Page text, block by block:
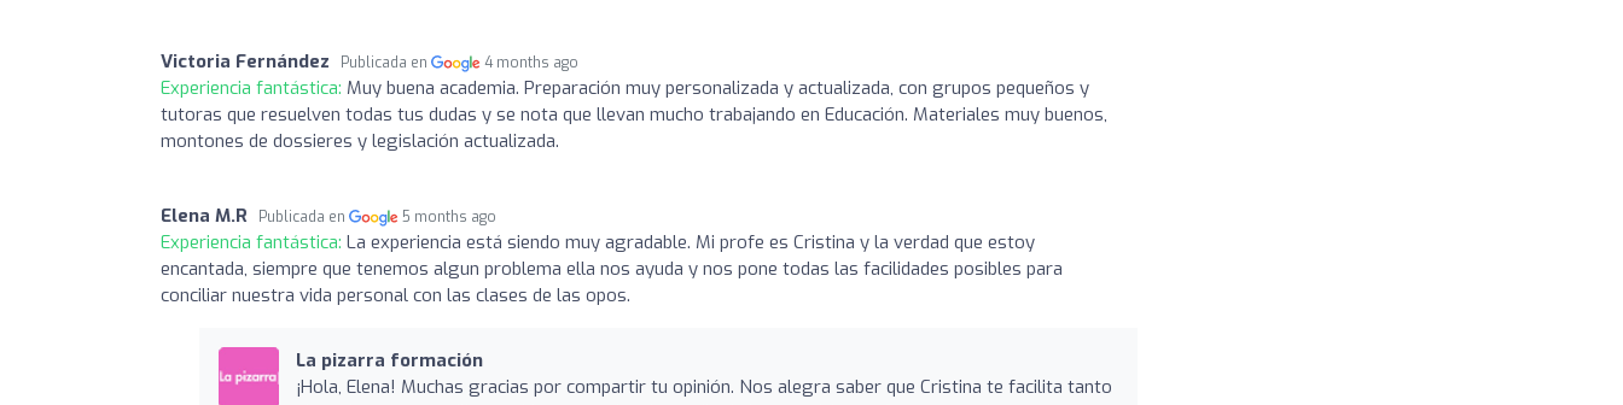
Victoria Fernández Publicada en 4 months ago
Experiencia fantástica: Muy buena academia. Preparación muy personalizada y actualizada, con grupos pequeños y
tutoras que resuelven todas tus dudas y se nota que llevan mucho trabajando en Educación. Materiales muy buenos,
montones de dossieres y legislación actualizada.
Elena M.R Publicada en 5 months ago
Experiencia fantástica: La experiencia está siendo muy agradable. Mi profe es Cristina y la verdad que estoy
encantada, siempre que tenemos algun problema ella nos ayuda y nos pone todas las facilidades posibles para
conciliar nuestra vida personal con las clases de las opos.
La pizarra formación
¡Hola, Elena! Muchas gracias por compartir tu opinión. Nos alegra saber que Cristina te facilita tanto